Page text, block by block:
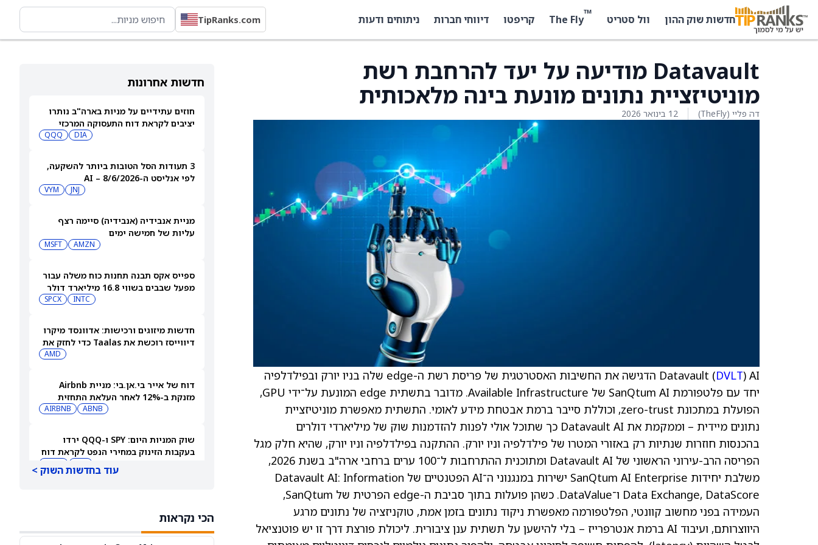
חדשות שוק ההון וול סטריט ™
The Fly קריפטו דיווחי חברות ניתוחים ודעות TipRanks.com
חדשות אחרונות
חוזים עתידיים על מניות בארה"ב נותרו
יציבים לקראת דוח התעסוקה המרכזי
DIA
QQQ
3 תעודות הסל הטובות ביותר להשקעה,
לפי אנליסט ה-AI – 8/6/2026
JNJ
VYM
מניית אנבידיה (אנבידיה) סיימה רצף
עליות של חמישה ימים
AMZN
MSFT
ספייס אקס תבנה תחנות כוח משלה עבור
מפעל שבבים בשווי 16.8 מיליארד דולר
INTC
SPCX
חדשות מיזוגים ורכישות: אדוונסד מיקרו
דיווייסז רוכשת את Taalas כדי לחזק את
AMD
דוח של אייר בי.אן.בי: מניית Airbnb
מזנקת ב-12% לאחר העלאת התחזית
ABNB
AIRBNB
שוק המניות היום: SPY ו-QQQ ירדו
בעקבות הזינוק במחירי הנפט לקראת דוח
ב-10 באוגוסט
עוד בחדשות השוק >
הכי נקראות
Datavault מודיעה על יעד להרחבת רשת
מוניטיזציית נתונים מונעת בינה מלאכותית
דה פליי (TheFly) 12 בינואר 2026
Datavault (DVLT
) AI הדגישה את החשיבות האסטרטגית של פריסת רשת ה-edge שלה בניו יורק ובפילדלפיה
יחד עם פלטפורמת SanQtum AI של Available Infrastructure. מדובר בתשתית edge המונעת על־ידי GPU,
הפועלת במתכונת zero-trust, וכוללת סייבר ברמת אבטחת מידע לאומי. התשתית מאפשרת מוניטיזציית
נתונים מיידית – וממקמת את Datavault AI כך שתוכל אולי לפנות להזדמנות שוק של מיליארדי דולרים
בהכנסות חוזרות שנתיות רק באזורי המטרו של פילדלפיה וניו יורק. ההתקנה בפילדלפיה וניו יורק, שהיא חלק מגל
הפריסה הרב-עירוני הראשוני של Datavault AI ומתוכנית ההתרחבות ל־100 ערים ברחבי ארה"ב בשנת 2026,
משלבת יחידות SanQtum AI Enterprise ישירות במנגנוני ה־AI הפטנטיים של Datavault AI: Information
Data Exchange, DataScore ו־DataValue. כשהן פועלות בתוך סביבת ה-edge הפרטית של SanQtum,
העמידה בפני מחשוב קוונטי, הפלטפורמה מאפשרת ניקוד נתונים בזמן אמת, טוקניזציה של נתונים מרגע
היווצרותם, ועיבוד AI ברמת אנטרפרייז – בלי להישען על תשתית ענן ציבורית. ליכולת פורצת דרך זו יש פוטנציאל